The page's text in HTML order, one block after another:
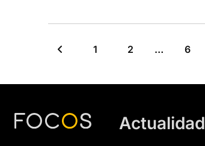
1 2 … 6
Actualidad